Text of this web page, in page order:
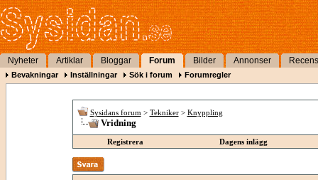
Nyheter Artiklar Bloggar Forum Bilder Annonser
Bevakningar Inställningar Sök i forum Forumregler
Sysidans forum > Tekniker > Knyppling
Vridning
Registrera Dagens inlägg